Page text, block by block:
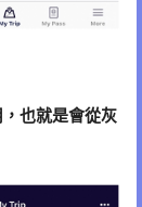
也就是會從灰